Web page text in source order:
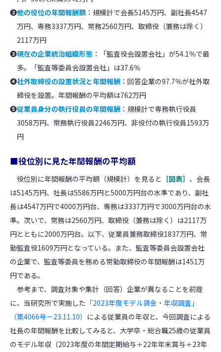
❷他の役位の年間報酬額 ：規模計で会長5145万円、副社長4547
万円、専務3337万円、常務2560万円、取締役（兼務は除く）
2117万円
❸現在の企業統治組織形態 ：「監査役会設置会社」が54.1％で最
多。「監査等委員会設置会社」は37.6％
❹社外取締役の設置状況と年間報酬 ：回答企業の97.7％が社外取
締役を設置。年間報酬の平均額は762万円
❺従業員身分の執行役員の年間報酬 ：規模計で専務執行役員
3058万円、常務執行役員2246万円、非役付の執行役員1593万
円
■役位別に見た年間報酬の平均額
役位別に年間報酬の平均額（規模計）を見ると ［図表］ 、会長
は5145万円、社長は5586万円と5000万円台の水準であり、副社
長は4547万円で4000万円台、専務は3337万円で3000万円台の水
準。次いで、常務は2560万円、取締役（兼務は除く）は2117万
円とともに2000万円台。以下、従業員兼務取締役1837万円、常
勤監査役1609万円となっている。また、監査等委員会設置会社
の企業で、監査等委員を務める常勤取締役の年間報酬は1451万
円である。
参考まで、調査対象や集計（回答）企業が異なることを前提
に、当研究所で実施した 「2023年度モデル賃金・年収調査」
（第4066号－23.11.10） による従業員の年収と、今回調査による
社長の年間報酬を比較してみると、大学卒・総合職25歳の従業員
のモデル年収（2023年度の年間定期給与＋22年年末賞与＋23年